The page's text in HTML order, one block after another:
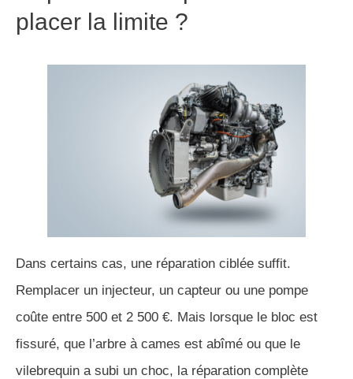
placer la limite ?
Dans certains cas, une réparation ciblée suffit.
Remplacer un injecteur, un capteur ou une pompe
coûte entre 500 et 2 500 €. Mais lorsque le bloc est
fissuré, que l’arbre à cames est abîmé ou que le
vilebrequin a subi un choc, la réparation complète